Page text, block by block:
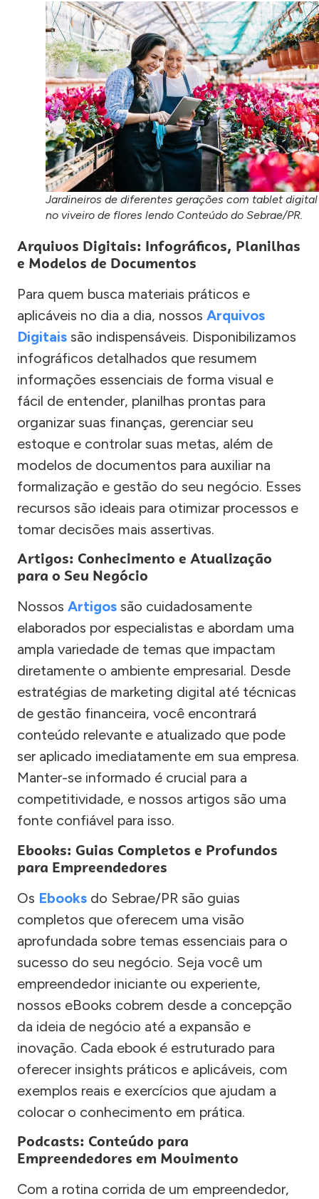
Jardineiros de diferentes gerações com tablet digital
no viveiro de flores lendo Conteúdo do Sebrae/PR.
Arquivos Digitais: Infográficos, Planilhas
e Modelos de Documentos
Para quem busca materiais práticos e
aplicáveis no dia a dia, nossos Arquivos
Digitais são indispensáveis. Disponibilizamos
infográficos detalhados que resumem
informações essenciais de forma visual e
fácil de entender, planilhas prontas para
organizar suas finanças, gerenciar seu
estoque e controlar suas metas, além de
modelos de documentos para auxiliar na
formalização e gestão do seu negócio. Esses
recursos são ideais para otimizar processos e
tomar decisões mais assertivas.
Artigos: Conhecimento e Atualização
para o Seu Negócio
Nossos Artigos são cuidadosamente
elaborados por especialistas e abordam uma
ampla variedade de temas que impactam
diretamente o ambiente empresarial. Desde
estratégias de marketing digital até técnicas
de gestão financeira, você encontrará
conteúdo relevante e atualizado que pode
ser aplicado imediatamente em sua empresa.
Manter-se informado é crucial para a
competitividade, e nossos artigos são uma
fonte confiável para isso.
Ebooks: Guias Completos e Profundos
para Empreendedores
Os Ebooks do Sebrae/PR são guias
completos que oferecem uma visão
aprofundada sobre temas essenciais para o
sucesso do seu negócio. Seja você um
empreendedor iniciante ou experiente,
nossos eBooks cobrem desde a concepção
da ideia de negócio até a expansão e
inovação. Cada ebook é estruturado para
oferecer insights práticos e aplicáveis, com
exemplos reais e exercícios que ajudam a
colocar o conhecimento em prática.
Podcasts: Conteúdo para
Empreendedores em Movimento
Com a rotina corrida de um empreendedor,